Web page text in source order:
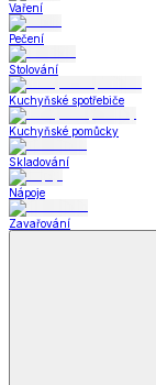
Vaření
Pečení
Stolování
Kuchyňské spotřebiče
Kuchyňské pomůcky
Skladování
Nápoje
Zavařování